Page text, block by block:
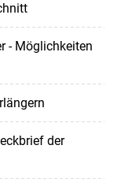
- Möglichkeiten
der